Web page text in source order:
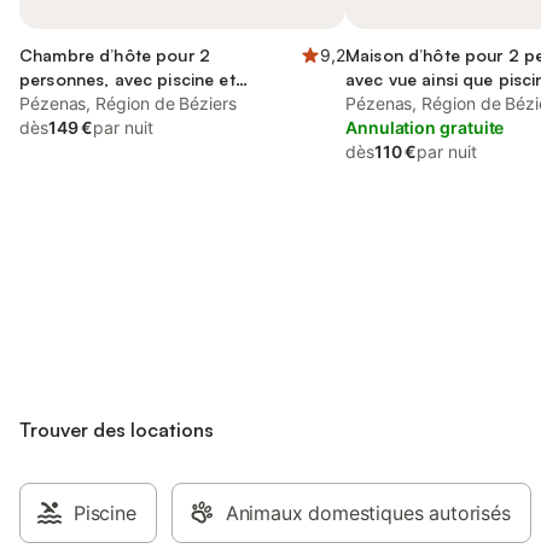
Chambre d’hôte pour 2
personnes, avec piscine et
terrasse ainsi que jacuzzi et jardin
9,2
Pézenas, Région de Béziers
dès149 €par nuit
Maison d’hôte pour 2
avec vue ainsi que
Pézenas, Région de
Annulation gratuite
dès110 €par nuit
Trouver des locations
Piscine Animaux domestiques autorisés